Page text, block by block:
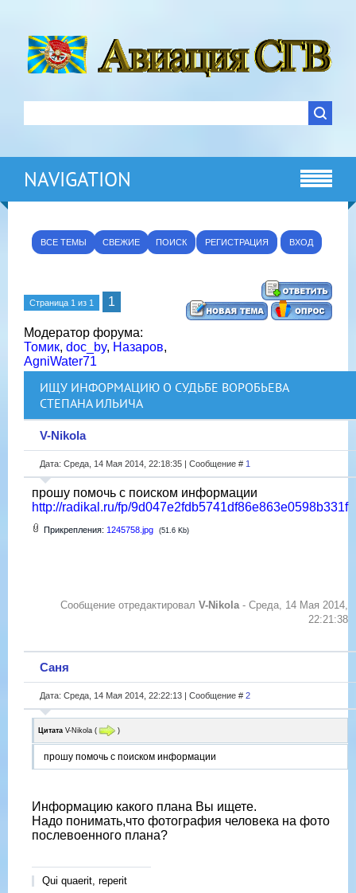
NAVIGATION
ВСЕ ТЕМЫ СВЕЖИЕ ПОИСК РЕГИСТРАЦИЯ ВХОД
Страница 1 из 1 1
Модератор форума:
Томик, doc_by, Назаров,
AgniWater71
ИЩУ ИНФОРМАЦИЮ О СУДЬБЕ ВОРОБЬЕВА
СТЕПАНА ИЛЬИЧА
V-Nikola
Дата: Среда, 14 Мая 2014, 22:18:35 | Сообщение # 1
прошу помочь с поиском информации
http://radikal.ru/fp/9d047e2fdb5741df86e863e0598b331f
Прикрепления: 1245758.jpg (51.6 Kb)
Сообщение отредактировал V-Nikola - Среда, 14 Мая 2014,
22:21:38
Саня
Дата: Среда, 14 Мая 2014, 22:22:13 | Сообщение # 2
Цитата V-Nikola ( )
прошу помочь с поиском информации
Информацию какого плана Вы ищете.
Надо понимать,что фотография человека на фото
послевоенного плана?
Qui quaerit, reperit